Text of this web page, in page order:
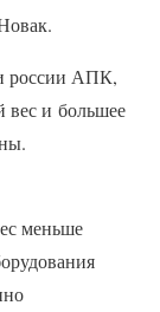
россии АПК,
вес и большее
меньше